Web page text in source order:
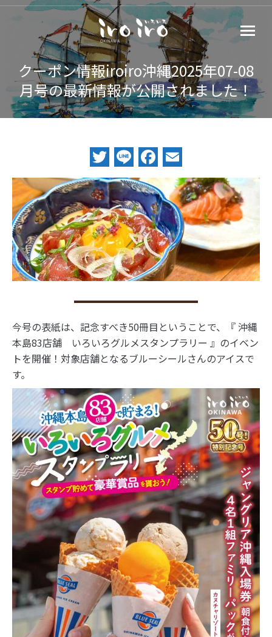
クーポン情報iroiro沖縄2025年07-08
月号の最新情報が公開されました！
Twitter
LineFacebook
今号の表紙は、記念すべき50冊目ということで、『 沖縄
本島83店舗 いろいろグルメスタンプラリー 』のイベン
トを開催！対象店舗となるブルーシールさんのアイスで
す。